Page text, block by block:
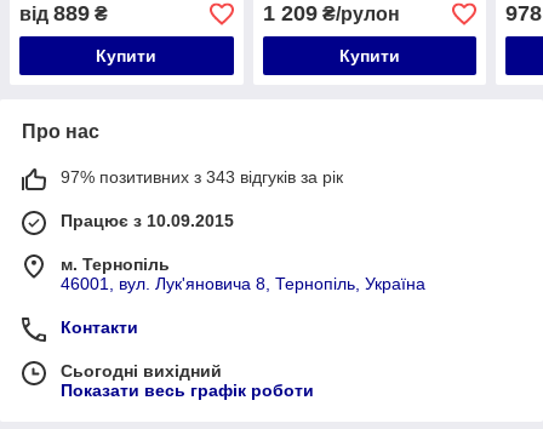
від 889 ₴
Купити
1 209₴/рулон
Купити
978
Про нас
97% позитивних з 343 відгуків за рік
Працює з 10.09.2015
м. Тернопіль
46001, вул. Лук'яновича 8, Тернопіль, Україна
Контакти
Сьогодні вихідний
Показати весь графік роботи